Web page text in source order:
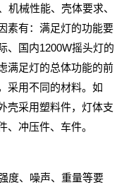
械性能、壳体要求、
素有：满足灯的功能要
、国内1200W摇头灯的
满足灯的总体功能的前
采用不同的材料。如
壳采用塑料件，灯体支
、冲压件、车件。
度、噪声、重量等要